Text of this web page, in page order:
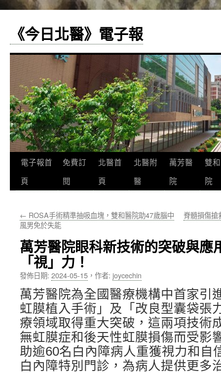
《今日北醫》電子報
跳
至
要
容
電子報首
頁
免費訂
閱
北醫首
頁
北醫附
醫
萬芳醫
院
雙
院
← ROSA手術精準抽吸血塊，雙和醫院助47歲腦中
風男免於失能
脊髓損傷搶
萬芳醫院眼科新技術的突破與應
「視」力！
發佈日期: 2024-05-15 ， 作者: joycechin
萬芳醫院為全國醫療機構中首家引
虹膜植入手術」及「改良型囊袋張
療領域取得重大突破，這兩項技術
無虹膜症和後天性虹膜損傷而受影
助逾60名白內障病人重獲視力和自
白內障特別門診，為病人提供更多